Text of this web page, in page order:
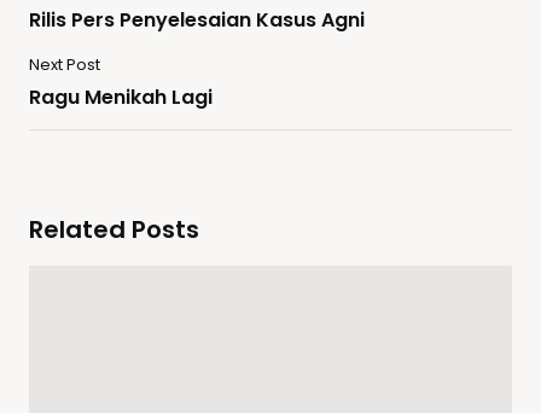
Rilis Pers Penyelesaian Kasus Agni
Next Post
Ragu Menikah Lagi
Related Posts